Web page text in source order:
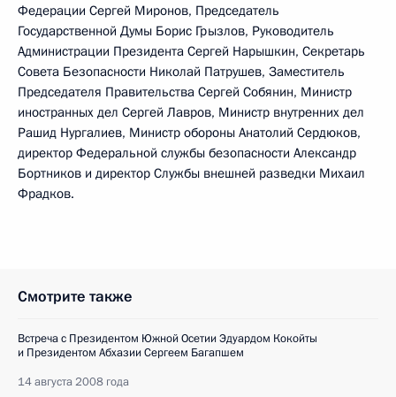
Федерации Сергей Миронов, Председатель
Государственной Думы Борис Грызлов, Руководитель
Администрации Президента Сергей Нарышкин, Секретарь
Совета Безопасности Николай Патрушев, Заместитель
Председателя Правительства Сергей Собянин, Министр
иностранных дел Сергей Лавров, Министр внутренних дел
Рашид Нургалиев, Министр обороны Анатолий Сердюков,
директор Федеральной службы безопасности Александр
Бортников и директор Службы внешней разведки Михаил
Фрадков.
Смотрите также
Встреча с Президентом Южной Осетии Эдуардом Кокойты
и Президентом Абхазии Сергеем Багапшем
14 августа 2008 года